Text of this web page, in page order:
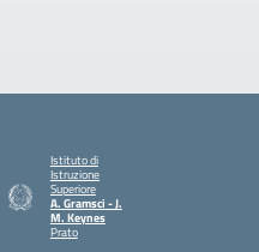
Istituto di
Istruzione
Superiore
A. Gramsci - J.
M. Keynes
Prato